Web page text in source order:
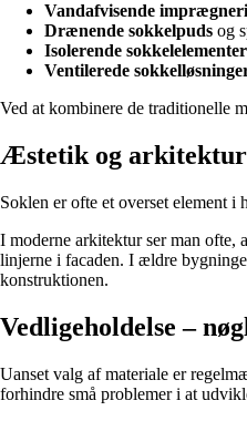
Vandafvisende
Drænende sokkelpuds og
Isolerende sokkelelementer
Ventilerede
Ved at kombinere de traditionelle
Æstetik og arkitektur
Soklen er ofte et overset element
I moderne arkitektur ser man ofte,
linjerne i facaden. I ældre
konstruktionen.
Vedligeholdelse –
Uanset valg af materiale er
forhindre små problemer i at